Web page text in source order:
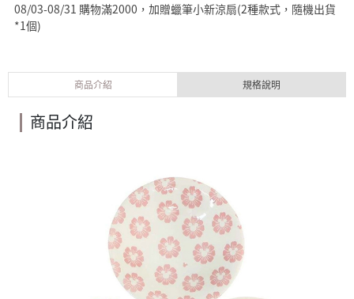
08/03-08/31 購物滿2000，加贈蠟筆小新涼扇(2種款式，隨機出貨
*1個)
商品介紹 規格說明
商品介紹